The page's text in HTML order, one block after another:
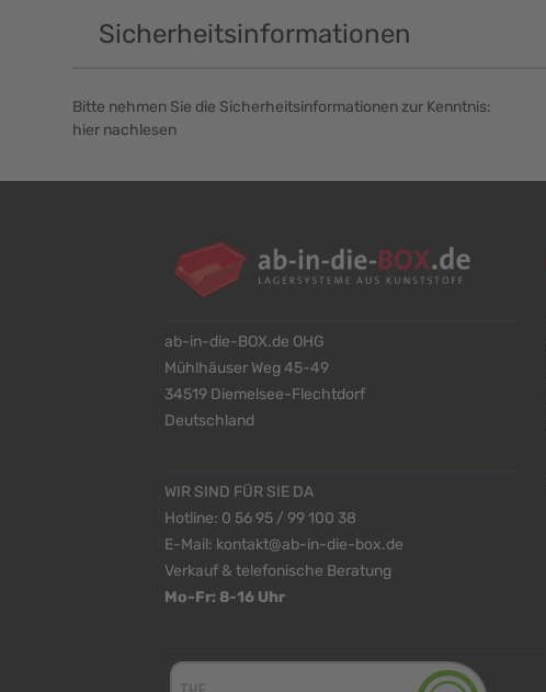
Sicherheitsinformationen
Bitte nehmen Sie die Sicherheitsinformationen zur Kenntnis:
hier nachlesen
ab-in-die-BOX.de OHG
Mühlhäuser Weg 45-49
34519 Diemelsee-Flechtdorf
Deutschland
WIR SIND FÜR SIE DA
Hotline: 0 56 95 / 99 100 38
E-Mail: kontakt@ab-in-die-box.de
Verkauf & telefonische Beratung
Mo-Fr: 8-16 Uhr